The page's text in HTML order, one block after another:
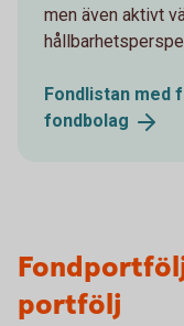
men även aktivt
Fondlistan med
fondbolag
portfölj